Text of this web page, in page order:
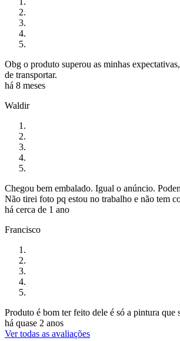
Obg o produto superou as minhas
de transportar.
há 8 meses
Waldir
Chegou bem embalado. Igual o anúncio.
Não tirei foto pq estou no trabalho e não tem
há cerca de 1 ano
Francisco
Produto é bom ter feito dele é só a pintura que
há quase 2 anos
Ver todas as avaliações